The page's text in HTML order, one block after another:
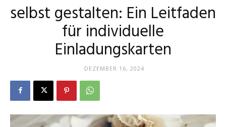
Dein
selbst gestalten: Ein Leitfaden
für individuelle
Einladungskarten
DEZEMBER 16, 2024